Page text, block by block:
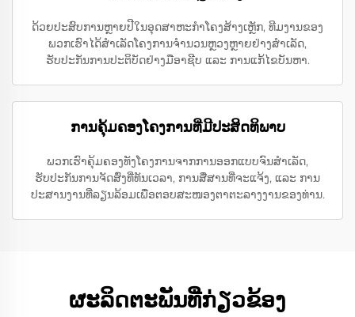
ດ້ວຍປະສົບການຫຼາຍປີໃນອຸດສາຫະກໍາໂຄງສ້າງເຫຼັກ, ທີມງານຂອງ
ພວກເຮົາໄດ້ສໍາເລັດໂຄງການຈໍານວນຫຼວງຫຼາຍຢ່າງສໍາເລັດ,
ຮັບປະກັນການປະຕິບັດຢ່າງມືອາຊີບ ແລະ ການແກ້ໄຂບັນຫາ.
ການຄຸ້ມຄອງໂຄງການທີ່ມີປະສິດທິພາບ
ພວກເຮົາຄຸ້ມຄອງທັງໂຄງການຈາກການອອກແບບຈົນສໍາເລັດ,
ຮັບປະກັນການຈັດສົ່ງທີ່ທັນເວລາ, ການສື່ສານທີ່ຈະແຈ້ງ, ແລະ ການ
ປະສານງານທີ່ລຽນລ້ອມເພື່ອຕອບສະໜອງຕາຕະລາງງານຂອງທ່ານ.
ຜະລິດຕະພັນທີ່ກ່ຽວຂ້ອງ